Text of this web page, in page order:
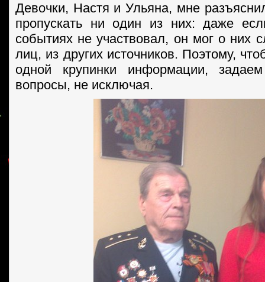
Девочки, Настя и Ульяна, мне
пропускать ни один из них: даже
событиях не участвовал, он мог о них
лиц, из других источников. Поэтому,
одной крупинки информации,
вопросы, не исключая.